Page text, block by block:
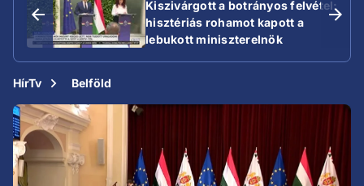
Kiszivárgott a botrányos felvétel:
hisztériás rohamot kapott a
lebukott miniszterelnök
HírTv Belföld